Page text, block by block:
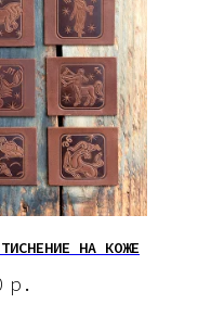
НА КОЖЕ
р.